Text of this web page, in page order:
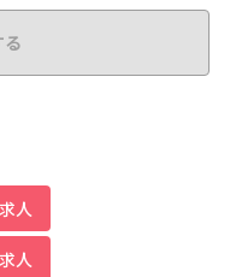
人
人